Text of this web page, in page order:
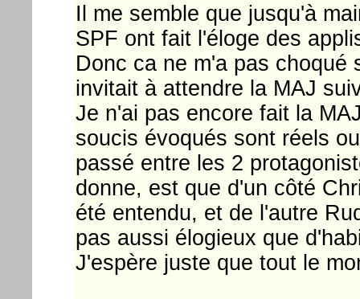
Il me semble que jusqu'à
SPF ont fait l'éloge des
Donc ca ne m'a pas choqué
invitait à attendre la MAJ
Je n'ai pas encore fait la
soucis évoqués sont réels
passé entre les 2
donne, est que d'un côté
été entendu, et de l'autre
pas aussi élogieux que
J'espère juste que tout le